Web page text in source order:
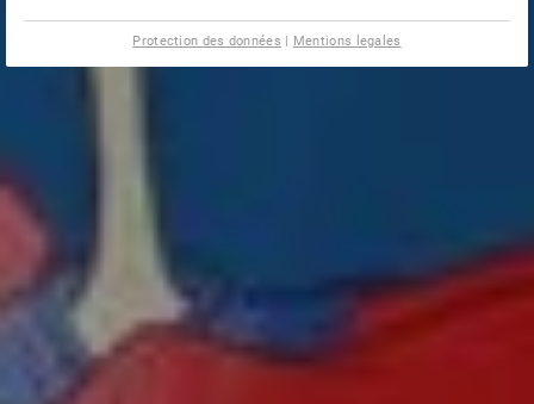
Protection des données | Mentions legales